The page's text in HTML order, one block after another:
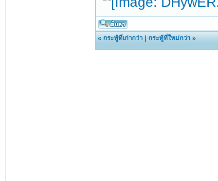
«กระทู้ที่เก่ากว่า |กระทู้ที่ใหม่กว่า »